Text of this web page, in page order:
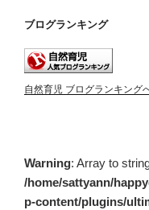
ブログランキング
自然育児 ブログランキング
Warning: Array to
/home/sattyann/
p-content/plugins/